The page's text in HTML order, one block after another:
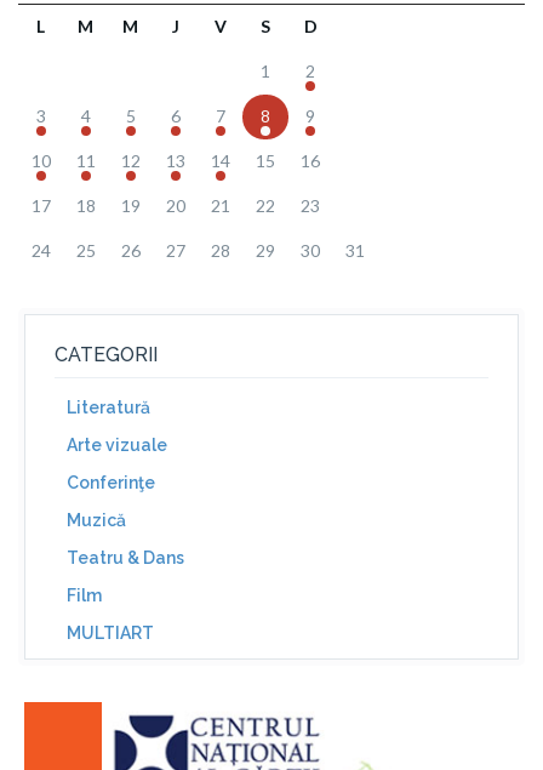
L M M J V S D
1 2
3 4 5 6 7 8 9
10 11 12 13 14 15 16
17 18 19 20 21 22 23
24 25 26 27 28 29 30 31
CATEGORII
Literatură
Arte vizuale
Conferinţe
Muzică
Teatru & Dans
Film
MULTIART